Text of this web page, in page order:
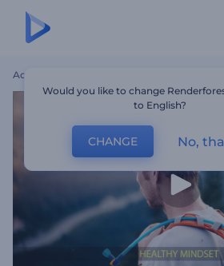
Accueil
Would you like to change
to English?
CHANGE No,